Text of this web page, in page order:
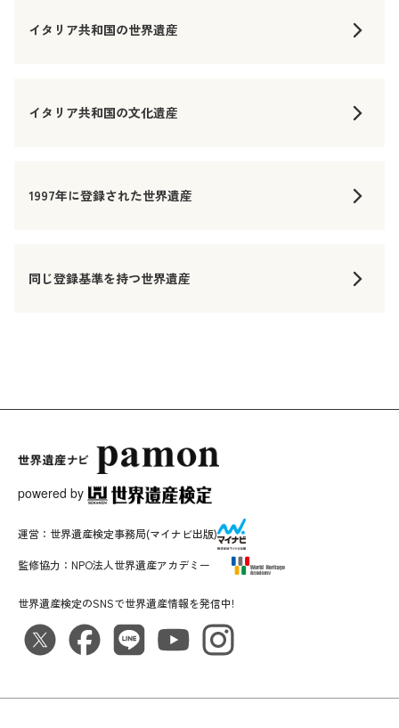
イタリア共和国の世界遺産
イタリア共和国の文化遺産
1997年に登録された世界遺産
同じ登録基準を持つ世界遺産
powered by
世界遺産検定のSNSで世界遺産情報を発信中!
運営： 世界遺産検定事務局(マイナビ出版)
監修協力： NPO法人世界遺産アカデミー